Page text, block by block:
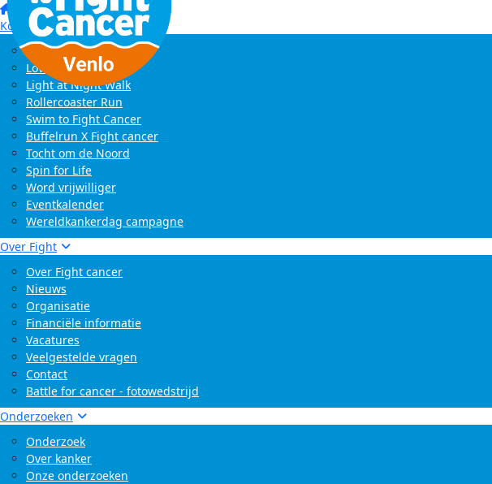
Home
Kom in actie
Start zelf een actie
LoveLife Run
Light at Night Walk
Rollercoaster Run
Swim to Fight Cancer
Buffelrun X Fight cancer
Tocht om de Noord
Spin for Life
Word vrijwilliger
Eventkalender
Wereldkankerdag campagne
Over Fight
Over Fight cancer
Nieuws
Organisatie
Financiële informatie
Vacatures
Veelgestelde vragen
Contact
Battle for cancer - fotowedstrijd
Onderzoeken
Onderzoek
Over kanker
Onze onderzoeken